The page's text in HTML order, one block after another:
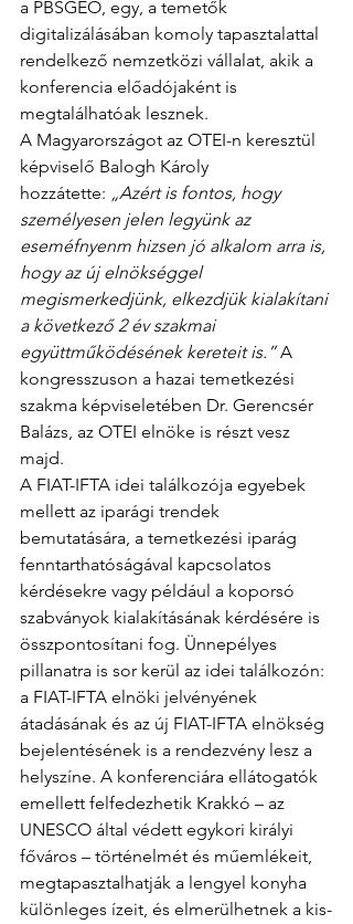
a PBSGEO, egy, a temetők
digitalizálásában komoly tapasztalattal
rendelkező nemzetközi vállalat, akik a
konferencia előadójaként is
megtalálhatóak lesznek.
A Magyarországot az OTEI-n keresztül
képviselő Balogh Károly
hozzátette: „Azért is fontos, hogy
személyesen jelen legyünk az
eseméfnyenm hizsen jó alkalom arra is,
hogy az új elnökséggel
megismerkedjünk, elkezdjük kialakítani
a következő 2 év szakmai
együttműködésének kereteit is.” A
kongresszuson a hazai temetkezési
szakma képviseletében Dr. Gerencsér
Balázs, az OTEI elnöke is részt vesz
majd.
A FIAT-IFTA idei találkozója egyebek
mellett az iparági trendek
bemutatására, a temetkezési iparág
fenntarthatóságával kapcsolatos
kérdésekre vagy például a koporsó
szabványok kialakításának kérdésére is
összpontosítani fog. Ünnepélyes
pillanatra is sor kerül az idei találkozón:
a FIAT-IFTA elnöki jelvényének
átadásának és az új FIAT-IFTA elnökség
bejelentésének is a rendezvény lesz a
helyszíne. A konferenciára ellátogatók
emellett felfedezhetik Krakkó – az
UNESCO által védett egykori királyi
főváros – történelmét és műemlékeit,
megtapasztalhatják a lengyel konyha
különleges ízeit, és elmerülhetnek a kis-